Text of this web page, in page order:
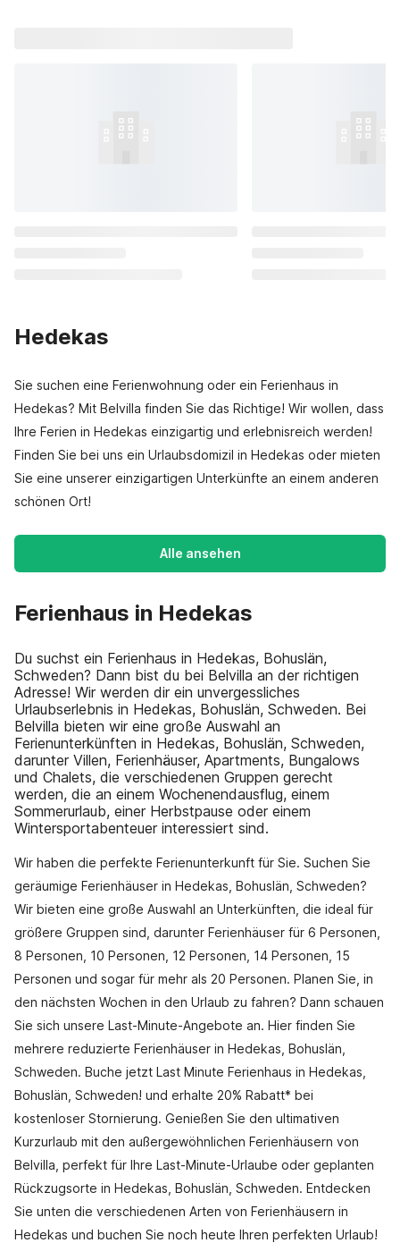
Hedekas
Sie suchen eine Ferienwohnung oder ein Ferienhaus in
Hedekas? Mit Belvilla finden Sie das Richtige! Wir wollen, dass
Ihre Ferien in Hedekas einzigartig und erlebnisreich werden!
Finden Sie bei uns ein Urlaubsdomizil in Hedekas oder mieten
Sie eine unserer einzigartigen Unterkünfte an einem anderen
schönen Ort!
Alle ansehen
Ferienhaus in Hedekas
Du suchst ein Ferienhaus in Hedekas, Bohuslän,
Schweden? Dann bist du bei Belvilla an der richtigen
Adresse! Wir werden dir ein unvergessliches
Urlaubserlebnis in Hedekas, Bohuslän, Schweden. Bei
Belvilla bieten wir eine große Auswahl an
Ferienunterkünften in Hedekas, Bohuslän, Schweden,
darunter Villen, Ferienhäuser, Apartments, Bungalows
und Chalets, die verschiedenen Gruppen gerecht
werden, die an einem Wochenendausflug, einem
Sommerurlaub, einer Herbstpause oder einem
Wintersportabenteuer interessiert sind.
Wir haben die perfekte Ferienunterkunft für Sie. Suchen Sie
geräumige Ferienhäuser in Hedekas, Bohuslän, Schweden?
Wir bieten eine große Auswahl an Unterkünften, die ideal für
größere Gruppen sind, darunter Ferienhäuser für 6 Personen,
8 Personen, 10 Personen, 12 Personen, 14 Personen, 15
Personen und sogar für mehr als 20 Personen. Planen Sie, in
den nächsten Wochen in den Urlaub zu fahren? Dann schauen
Sie sich unsere Last-Minute-Angebote an. Hier finden Sie
mehrere reduzierte Ferienhäuser in Hedekas, Bohuslän,
Schweden. Buche jetzt Last Minute Ferienhaus in Hedekas,
Bohuslän, Schweden! und erhalte 20% Rabatt* bei
kostenloser Stornierung. Genießen Sie den ultimativen
Kurzurlaub mit den außergewöhnlichen Ferienhäusern von
Belvilla, perfekt für Ihre Last-Minute-Urlaube oder geplanten
Rückzugsorte in Hedekas, Bohuslän, Schweden. Entdecken
Sie unten die verschiedenen Arten von Ferienhäusern in
Hedekas und buchen Sie noch heute Ihren perfekten Urlaub!